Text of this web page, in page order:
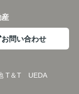
お問い合わせ
T＆T UEDA